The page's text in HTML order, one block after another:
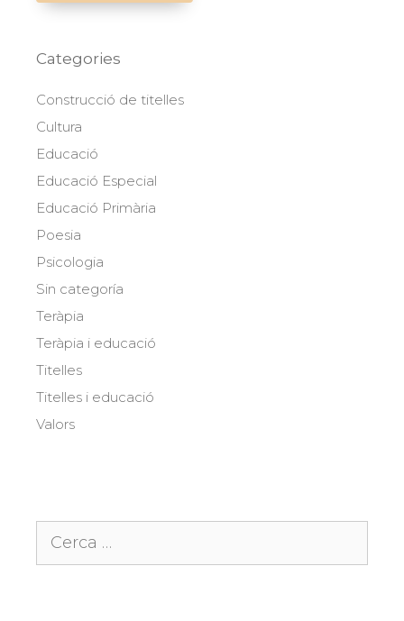
Categories
Construcció de titelles
Cultura
Educació
Educació Especial
Educació Primària
Poesia
Psicologia
Sin categoría
Teràpia
Teràpia i educació
Titelles
Titelles i educació
Valors